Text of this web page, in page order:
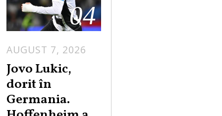
04
AUGUST 7, 2026
Jovo Lukic,
dorit în
Germania.